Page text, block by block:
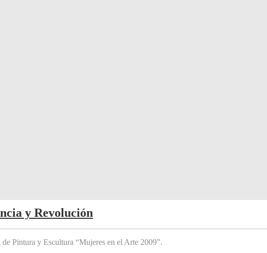
y Revolución
Pintura y Escultura “Mujeres en el Arte 2009”.